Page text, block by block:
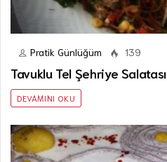
Pratik Günlüğüm 139
Tavuklu Tel Şehriye Salatası
DEVAMINI OKU